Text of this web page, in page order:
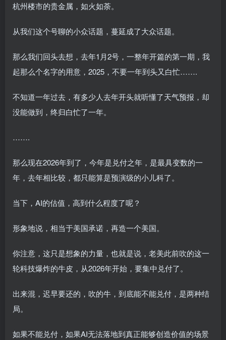
杭州楼市的贵金属，如火如荼。
从我们这个号聊的小众话题，蔓延成了大众话题。
那么我们回头去想，去年1月2号，一整年开篇的第一期，我
起那么个名字的用意，2025，不要一年到头又白忙…….
不知道一年过去，有多少人去年开头就听懂了天气预报，却
没能做到，终归白忙了一年。
…….
那么现在2026年到了，今年是兑付之年，是最具变数的一
年，去年相比较，都只能算是预演级的小儿科了。
当下，AI的估值，高到什么程度了呢？
形象地说，相当于美国承诺，再造一个美国。
你注意，这只是想象的力量，也就是说，老美此前吹的这一
轮科技爆炸的牛皮，从2026年开始，要集中兑付了。
出来混，迟早要还的，吹的牛，到底能不能兑付，是两种结
局。
如果不能兑付，如果AI无法落地到真正能够创造价值的场景